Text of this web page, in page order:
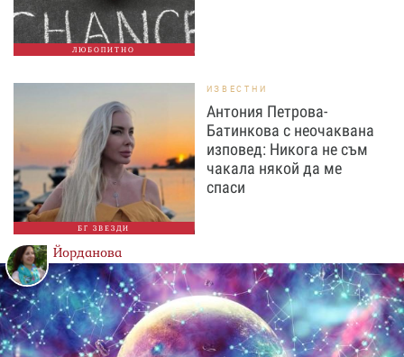
ЛЮБОПИТНО
БГ ЗВЕЗДИ
ИЗВЕСТНИ
Антония Петрова-
Батинкова с неочаквана
изповед: Никога не съм
чакала някой да ме
спаси
Йорданова